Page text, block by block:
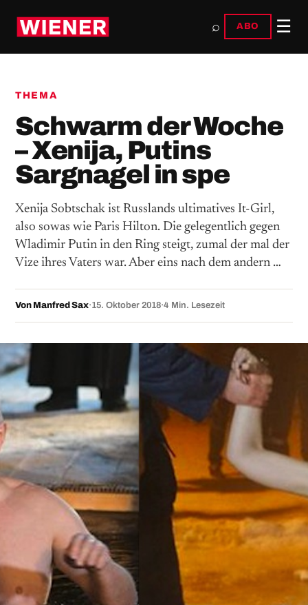
⌕ ABO ☰
THEMA
Schwarm der Woche
– Xenija, Putins
Sargnagel in spe
Xenija Sobtschak ist Russlands ultimatives It-Girl,
also sowas wie Paris Hilton. Die gelegentlich gegen
Wladimir Putin in den Ring steigt, zumal der mal der
Vize ihres Vaters war. Aber eins nach dem andern …
Von Manfred Sax·15. Oktober 2018·4 Min. Lesezeit